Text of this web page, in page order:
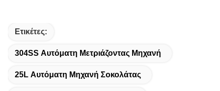
Ετικέτες:
304SS Αυτόματη Μετριάζοντας Μηχανή
25L Αυτόματη Μηχανή Σοκολάτας